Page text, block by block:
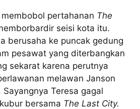
pertahanan The
seisi kota itu.
berusaha ke puncak gedung
pesawat yang diterbangkan
sekarat karena perutnya
melawan Janson
Teresa gagal
bersama The Last City.